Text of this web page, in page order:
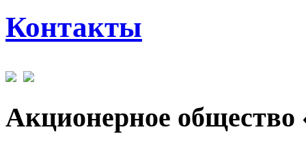
Контакты
Акционерное общество